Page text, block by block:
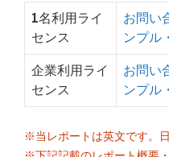
1名利用ライ
センス
お問い
ンプル
企業利用ライ
センス
お問い
ンプル
※当レポートは英文です。